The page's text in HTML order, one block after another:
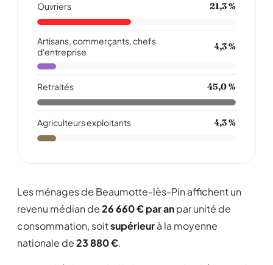
Ouvriers 21,3 %
Artisans, commerçants, chefs
d'entreprise
4,3 %
Retraités 45,0 %
Agriculteurs exploitants 4,3 %
Les ménages de Beaumotte-lès-Pin affichent un
revenu médian de26 660 € par anpar unité de
consommation, soitsupérieurà la moyenne
nationale de23 880 €.